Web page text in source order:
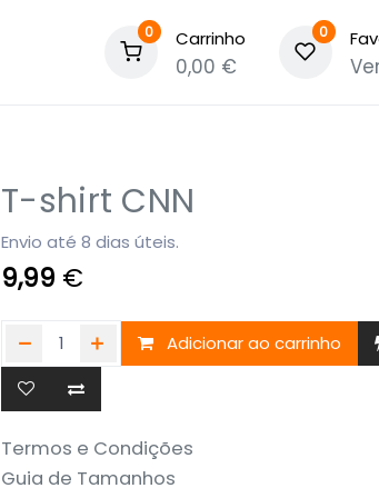
0 Carrinho
0,00 €
0
T-shirt CNN
Envio até 8 dias úteis.
9,99 €
Adicionar ao carrinho
Termos e Condições
Guia de Tamanhos